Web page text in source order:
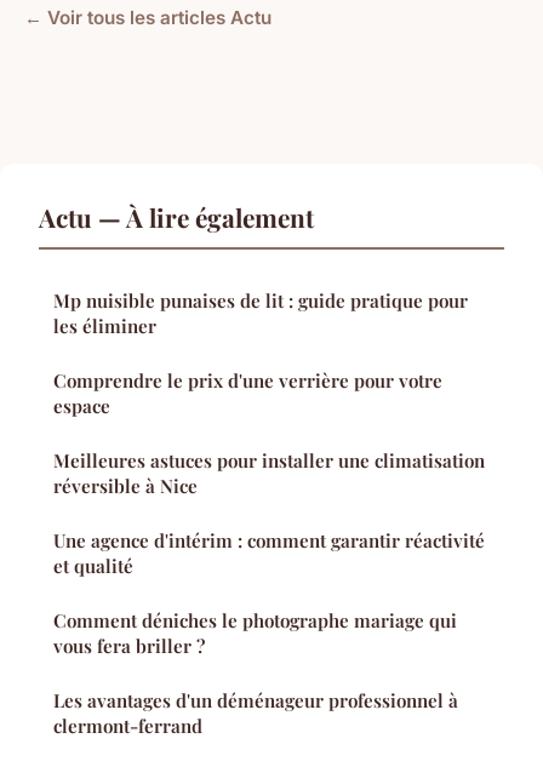
← Voir tous les articles Actu
Actu — À lire également
Mp nuisible punaises de lit : guide pratique pour
les éliminer
Comprendre le prix d'une verrière pour votre
espace
Meilleures astuces pour installer une climatisation
réversible à Nice
Une agence d'intérim : comment garantir réactivité
et qualité
Comment déniches le photographe mariage qui
vous fera briller ?
Les avantages d'un déménageur professionnel à
clermont-ferrand